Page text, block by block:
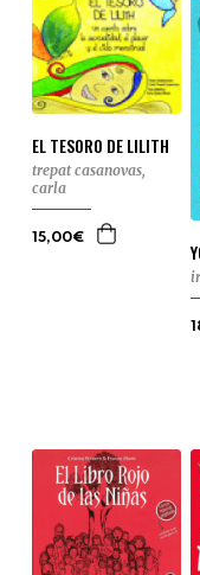
EL TESORO DE LILITH
trepat casanovas,
carla
15,00€